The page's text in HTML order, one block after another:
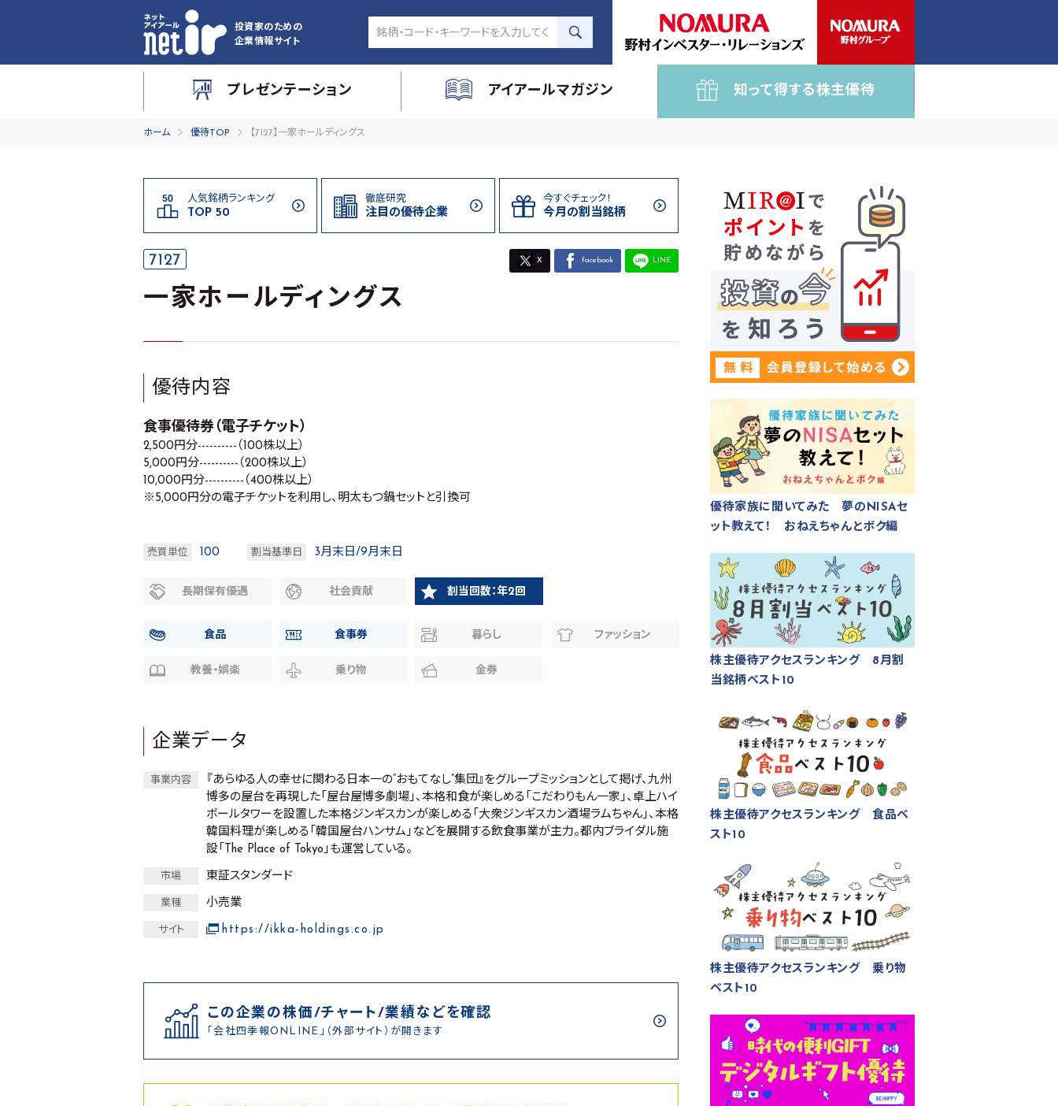
投資家のための
企業情報サイト
プレゼンテーション アイアールマガジン 知って得する株主優待
ホーム 優待TOP 【7127】一家ホールディングス
人気銘柄ランキング
TOP 50
徹底研究
注目の優待企業
今すぐチェック！
今月の割当銘柄
7127 X facebook LINE
一家ホールディングス
優待内容
食事優待券（電子チケット）
2,500円分----------（100株以上）
5,000円分----------（200株以上）
10,000円分----------（400株以上）
※5,000円分の電子チケットを利用し、明太もつ鍋セットと引換可
売買単位 100 割当基準日 3月末日/9月末日
長期保有優遇 社会貢献 割当回数：年2回
食品 食事券 暮らし ファッション
教養・娯楽 乗り物 金券
企業データ
事業内容
『あらゆる人の幸せに関わる日本一の“おもてなし”集団』をグループミッションとして掲げ、九州
博多の屋台を再現した「屋台屋博多劇場」、本格和食が楽しめる「こだわりもん一家」、卓上ハイ
ボールタワーを設置した本格ジンギスカンが楽しめる「大衆ジンギスカン酒場ラムちゃん」、本格
韓国料理が楽しめる「韓国屋台ハンサム」などを展開する飲食事業が主力。都内ブライダル施
設「The Place of Tokyo」も運営している。
市場 東証スタンダード
業種 小売業
サイト https://ikka-holdings.co.jp
この企業の株価/チャート/業績などを確認
「会社四季報ONLINE」（外部サイト）が開きます
優待家族に聞いてみた 夢のNISAセ
ット教えて！ おねえちゃんとボク編
株主優待アクセスランキング 8月割
当銘柄ベスト10
株主優待アクセスランキング 食品ベ
スト10
株主優待アクセスランキング 乗り物
ベスト10